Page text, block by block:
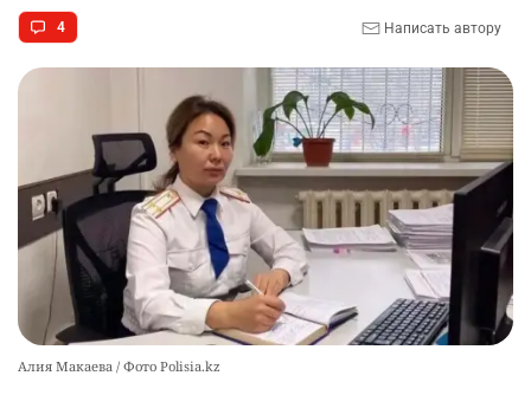
10
соболезнования родным и близким Халық
2
4 Написать автору
Алия Макаева / Фото Polisia.kz